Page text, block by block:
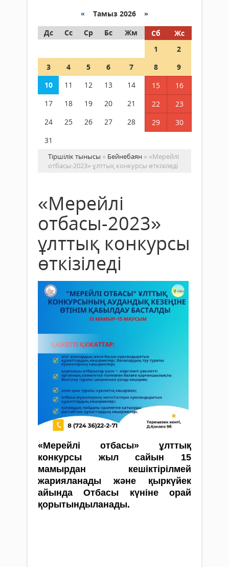
« Тамыз 2026 »
Дс
Сс Ср Бс Жм Сб
Жс
1
2
3
4 5 6 7 8
9
10
11 12 13 14 15
16
17
18 19 20 21 22
23
24
25 26 27 28 29
30
31
Тіршілік тынысы » Бейнебаян » «Мерейлі
отбасы-2023» ұлттық конкурсы өткізіледі
«Мерейлі
отбасы-2023»
ұлттық конкурсы
өткізіледі
«Мерейлі отбасы» ұлттық
конкурсы жыл сайын 15
мамырдан кешіктірілмей
жарияланады және қыркүйек
айында Отбасы күніне орай
қорытындыланады.